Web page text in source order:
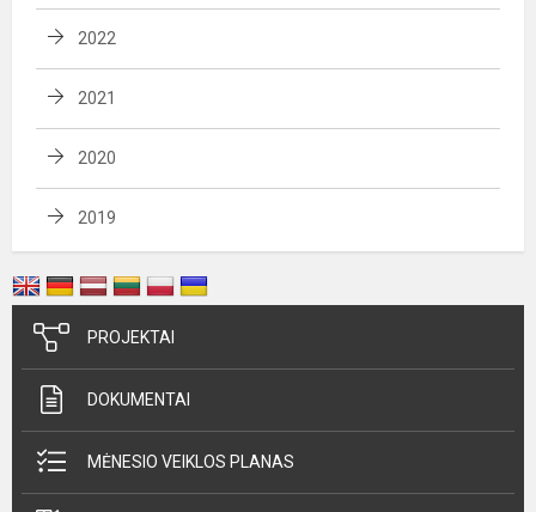
2022
2021
2020
2019
PROJEKTAI
DOKUMENTAI
MĖNESIO VEIKLOS PLANAS